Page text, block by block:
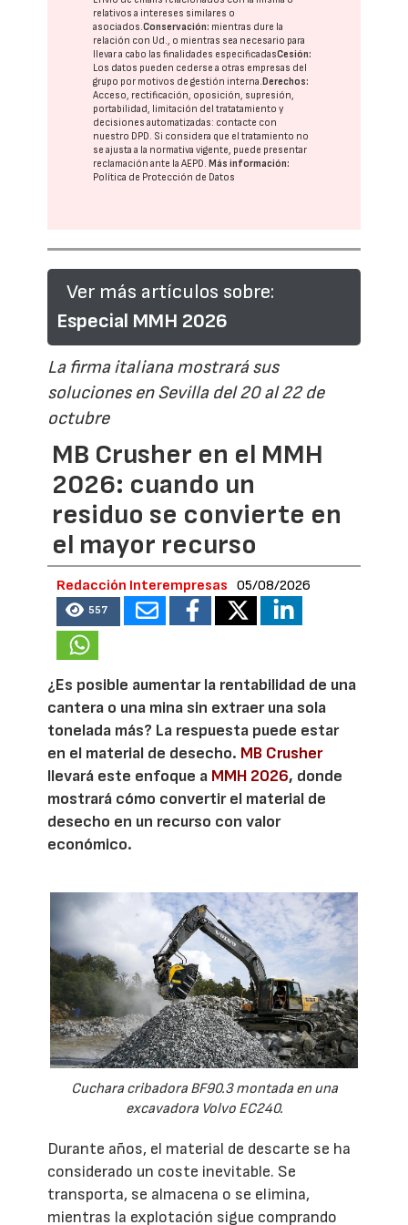
relativos a intereses similares o
asociados.Conservación: mientras dure la
relación con Ud., o mientras sea necesario para
llevar a cabo las finalidades especificadasCesión:
Los datos pueden cederse a otras empresas del
grupo por motivos de gestión interna.Derechos:
Acceso, rectificación, oposición, supresión,
portabilidad, limitación del tratatamiento y
decisiones automatizadas: contacte con
nuestro DPD. Si considera que el tratamiento no
se ajusta a la normativa vigente, puede presentar
reclamación ante laAEPD.Más información:
Política de Protección de Datos
Ver más artículos sobre:
Especial MMH 2026
La firma italiana mostrará sus
soluciones en Sevilla del 20 al 22 de
octubre
MB Crusher en el MMH
2026: cuando un
residuo se convierte en
el mayor recurso
Redacción Interempresas 05/08/2026
557
¿Es posible aumentar la rentabilidad de una
cantera o una mina sin extraer una sola
tonelada más? La respuesta puede estar
en el material de desecho. MB Crusher
llevará este enfoque a MMH 2026, donde
mostrará cómo convertir el material de
desecho en un recurso con valor
económico.
Cuchara cribadora BF90.3 montada en una
excavadora Volvo EC240.
Durante años, el material de descarte se ha
considerado un coste inevitable. Se
transporta, se almacena o se elimina,
mientras la explotación sigue comprando